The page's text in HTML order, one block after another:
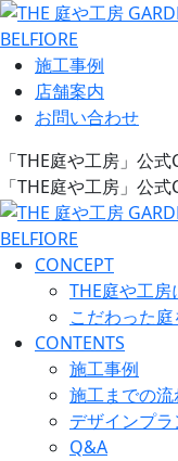
施工事例
店舗案内
お問い合わせ
「THE庭や工房」公
「THE庭や工房」公
CONCEPT
THE庭や工房
こだわった
CONTENTS
施工事例
施工までの流
デザインプラ
Q&A